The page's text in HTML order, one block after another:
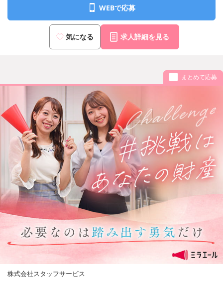
WEBで応募
気になる 求人詳細を見る
まとめて応募
株式会社スタッフサービス